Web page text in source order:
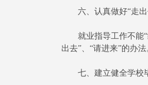
六、认真做好“走出
就业指导工作不能“
出去”、“请进来”的办
七、建立健全学校